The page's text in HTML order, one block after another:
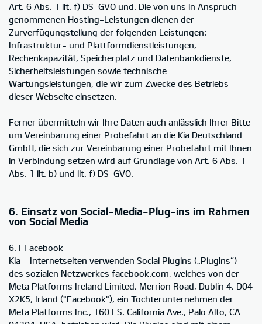
Art. 6 Abs. 1 lit. f) DS-GVO und. Die von uns in Anspruch
genommenen Hosting-Leistungen dienen der
Zurverfügungstellung der folgenden Leistungen:
Infrastruktur- und Plattformdienstleistungen,
Rechenkapazität, Speicherplatz und Datenbankdienste,
Sicherheitsleistungen sowie technische
Wartungsleistungen, die wir zum Zwecke des Betriebs
dieser Webseite einsetzen.
Ferner übermitteln wir Ihre Daten auch anlässlich Ihrer Bitte
um Vereinbarung einer Probefahrt an die Kia Deutschland
GmbH, die sich zur Vereinbarung einer Probefahrt mit Ihnen
in Verbindung setzen wird auf Grundlage von Art. 6 Abs. 1
Abs. 1 lit. b) und lit. f) DS-GVO.
6. Einsatz von Social-Media-Plug-ins im Rahmen
von Social Media
6.1 Facebook
Kia – Internetseiten verwenden Social Plugins („Plugins“)
des sozialen Netzwerkes facebook.com, welches von der
Meta Platforms Ireland Limited, Merrion Road, Dublin 4, D04
X2K5, Irland ("Facebook"), ein Tochterunternehmen der
Meta Platforms Inc., 1601 S. California Ave., Palo Alto, CA